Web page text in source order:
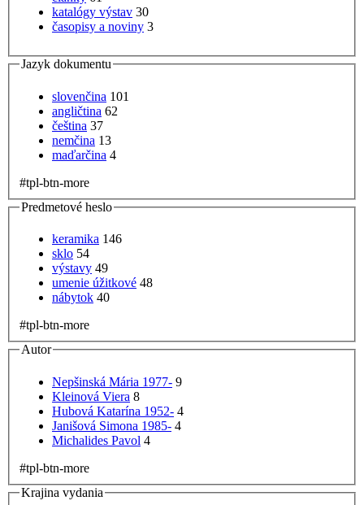
katalógy výstav 30
časopisy a noviny 3
Jazyk dokumentu
slovenčina 101
angličtina 62
čeština 37
nemčina 13
maďarčina 4
#tpl-btn-more
Predmetové heslo
keramika 146
sklo 54
výstavy 49
umenie úžitkové 48
nábytok 40
#tpl-btn-more
Autor
Nepšinská Mária 1977- 9
Kleinová Viera 8
Hubová Katarína 1952- 4
Janišová Simona 1985- 4
Michalides Pavol 4
#tpl-btn-more
Krajina vydania